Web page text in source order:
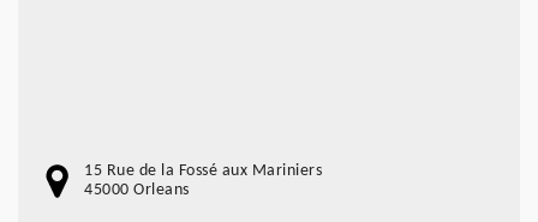
15 Rue de la Fossé aux Mariniers
45000 Orleans